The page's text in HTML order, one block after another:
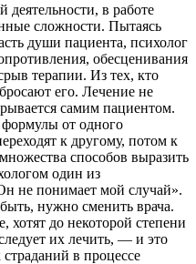
в работе
сложности. Пытаясь
души пациента, психолог
обесценивания
терапии. Из тех, кто
его. Лечение не
самим пациентом.
от одного
к другому, потом к
способов выразить
один из
не понимает мой случай».
нужно сменить врача.
до некоторой степени
их лечить, — и это
в процессе